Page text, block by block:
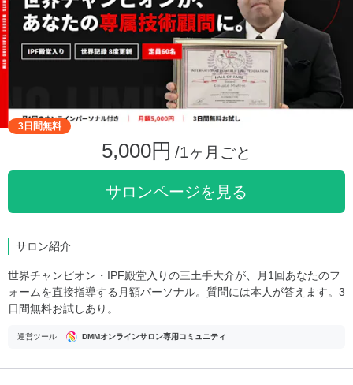
3日間無料
5,000円 /1ヶ月ごと
サロンページを見る
サロン紹介
世界チャンピオン・IPF殿堂入りの三土手大介が、月1回あなたのフ
ォームを直接指導する月額パーソナル。質問には本人が答えます。3
日間無料お試しあり。
運営ツール DMMオンラインサロン専用コミュニティ